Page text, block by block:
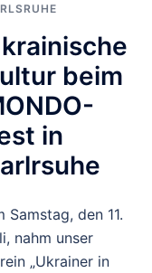
beim
in
Samstag, den 11.
nahm unser
„Ukrainer in